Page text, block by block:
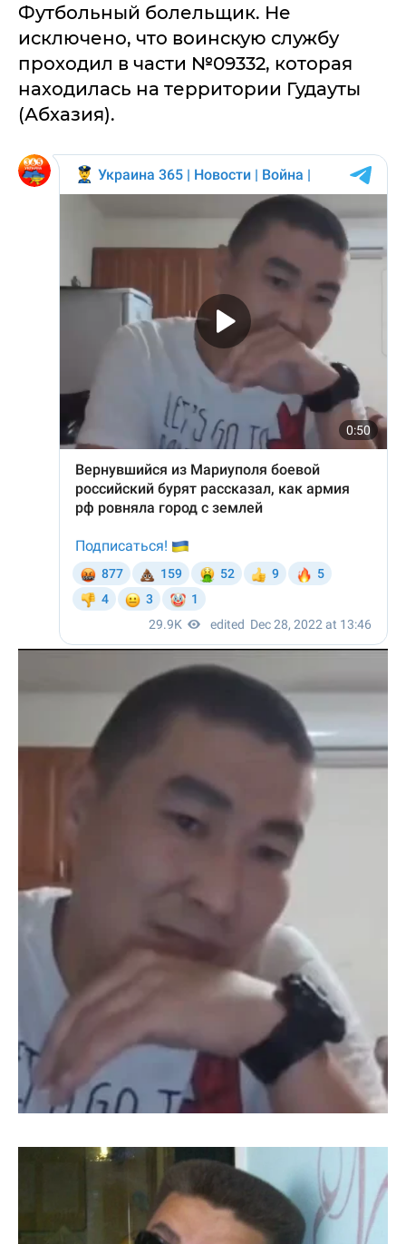
Футбольный болельщик. Не
исключено, что воинскую службу
проходил в части №09332, которая
находилась на территории Гудауты
(Абхазия).